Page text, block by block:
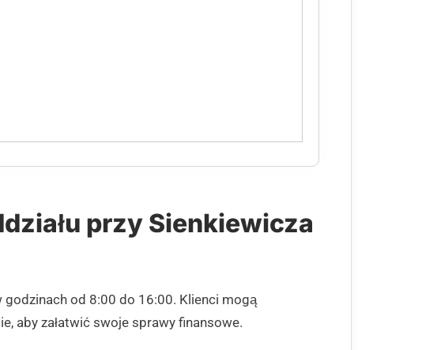
przy Sienkiewicza
od 8:00 do 16:00. Klienci mogą
aby załatwić swoje sprawy finansowe.